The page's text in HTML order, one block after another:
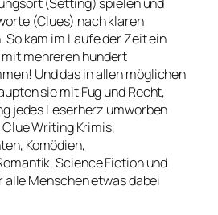
(Setting) spielen und
(Clues) nach klaren
kam im Laufe der Zeit ein
mehreren hundert
Und das in allen möglichen
sie mit Fug und Recht,
jedes Leserherz umworben
Writing Krimis,
Komödien,
Science Fiction und
alle Menschen etwas dabei